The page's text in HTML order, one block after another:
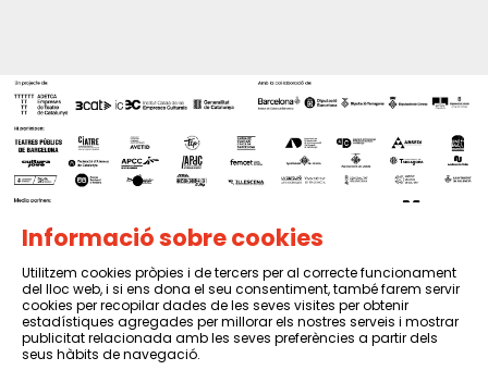
Sitemap | Avís Legal | Política de privacitat | Contactar
Informació sobre cookies
Utilitzem cookies pròpies i de tercers per al correcte funcionament
del lloc web, i si ens dona el seu consentiment, també farem servir
cookies per recopilar dades de les seves visites per obtenir
estadístiques agregades per millorar els nostres serveis i mostrar
publicitat relacionada amb les seves preferències a partir dels
seus hàbits de navegació.